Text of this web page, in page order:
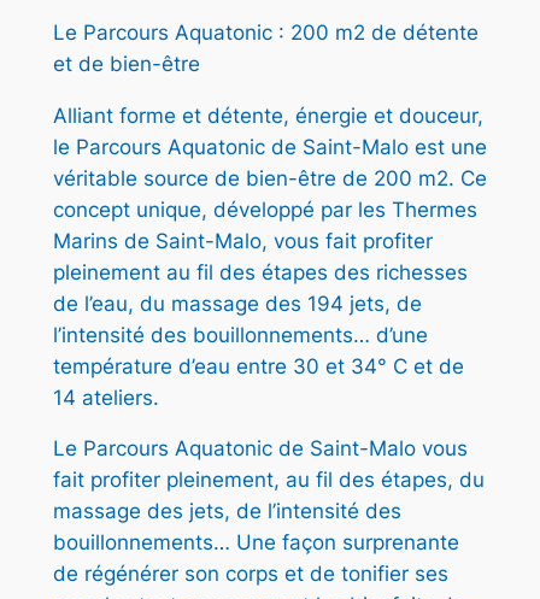
0
€
.
N
I
E
T
M
A
O
1
E
N
T
R
Le Parcours Aquatonic : 200 m2 de détente
et de bien-être
Alliant forme et détente, énergie et douceur,
le Parcours Aquatonic de Saint-Malo est une
véritable source de bien-être de 200 m2. Ce
concept unique, développé par les Thermes
Marins de Saint-Malo, vous fait profiter
pleinement au fil des étapes des richesses
de l’eau, du massage des 194 jets, de
l’intensité des bouillonnements… d’une
température d’eau entre 30 et 34° C et de
14 ateliers.
Le Parcours Aquatonic de Saint-Malo vous
fait profiter pleinement, au fil des étapes, du
massage des jets, de l’intensité des
bouillonnements… Une façon surprenante
de régénérer son corps et de tonifier ses